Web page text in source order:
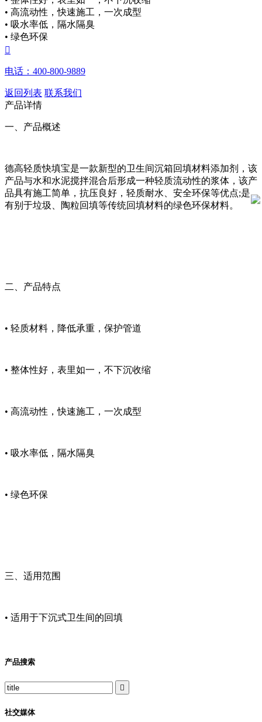
• 高流动性，快速施工，一次成型
• 吸水率低，隔水隔臭
• 绿色环保

电话：400-800-9889
返回列表 联系我们
产品详情
一、产品概述
德高轻质快填宝是一款新型的卫生间沉箱回填材料添加剂，该
产品与水和水泥搅拌混合后形成一种轻质流动性的浆体，该产
品具有施工简单，抗压良好，轻质耐水、安全环保等优点;是
有别于垃圾、陶粒回填等传统回填材料的绿色环保材料。
二、产品特点
• 轻质材料，降低承重，保护管道
• 整体性好，表里如一，不下沉收缩
• 高流动性，快速施工，一次成型
• 吸水率低，隔水隔臭
• 绿色环保
三、适用范围
• 适用于下沉式卫生间的回填
产品搜索

社交媒体